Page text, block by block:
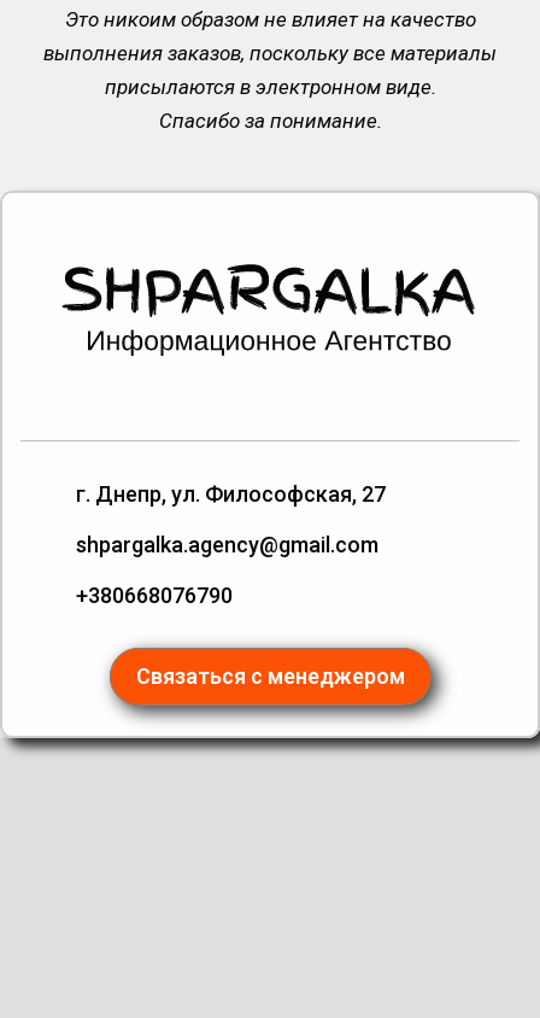
Это никоим образом не влияет на качество
выполнения заказов, поскольку все материалы
присылаются в электронном виде.
Спасибо за понимание.
г. Днепр, ул. Философская, 27
shpargalka.agency@gmail.com
+380668076790
Связаться с менеджером